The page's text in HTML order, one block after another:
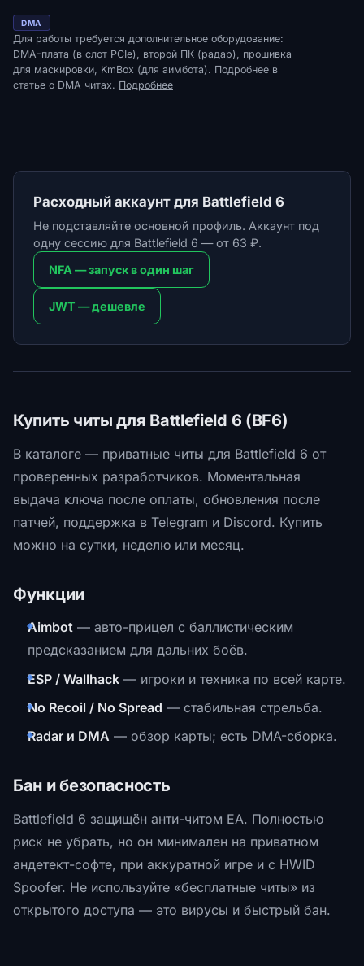
DMA
Для работы требуется дополнительное оборудование:
DMA-плата (в слот PCIe), второй ПК (радар), прошивка
для маскировки, KmBox (для аимбота). Подробнее в
статье о DMA читах. Подробнее
Расходный аккаунт для Battlefield 6
Не подставляйте основной профиль. Аккаунт под
одну сессию для Battlefield 6 — от 63 ₽.
NFA — запуск в один шаг
JWT — дешевле
Купить читы для Battlefield 6 (BF6)
В каталоге — приватные читы для Battlefield 6 от
проверенных разработчиков. Моментальная
выдача ключа после оплаты, обновления после
патчей, поддержка в Telegram и Discord. Купить
можно на сутки, неделю или месяц.
Функции
Aimbot — авто-прицел с баллистическим
предсказанием для дальних боёв.
ESP / Wallhack — игроки и техника по всей карте.
No Recoil / No Spread — стабильная стрельба.
Radar и DMA — обзор карты; есть DMA-сборка.
Бан и безопасность
Battlefield 6 защищён анти-читом EA. Полностью
риск не убрать, но он минимален на приватном
андетект-софте, при аккуратной игре и с HWID
Spoofer. Не используйте «бесплатные читы» из
открытого доступа — это вирусы и быстрый бан.